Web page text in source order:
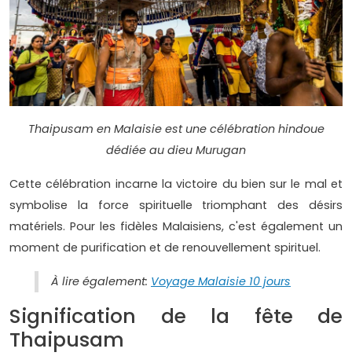
Thaipusam en Malaisie est une célébration hindoue
dédiée au dieu Murugan
Cette célébration incarne la victoire du bien sur le mal et
symbolise la force spirituelle triomphant des désirs
matériels. Pour les fidèles Malaisiens, c'est également un
moment de purification et de renouvellement spirituel.
À lire également: Voyage Malaisie 10 jours
Signification de la fête de
Thaipusam